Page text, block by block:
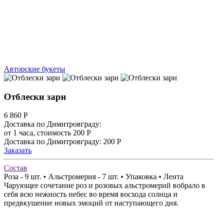
Авторские букеты
Отблески зари
6 860 Р
Доставка по Димитровграду:
от 1 часа, стоимость 200 Р
Доставка по Димитровграду: 200 Р
Заказать
Состав
Роза - 9 шт. • Альстромерия - 7 шт. • Упаковка • Лента
Чарующее сочетание роз и розовых альстромерий вобрало в
себя всю нежность небес во время восхода солнца и
предвкушение новых эмоций от наступающего дня.